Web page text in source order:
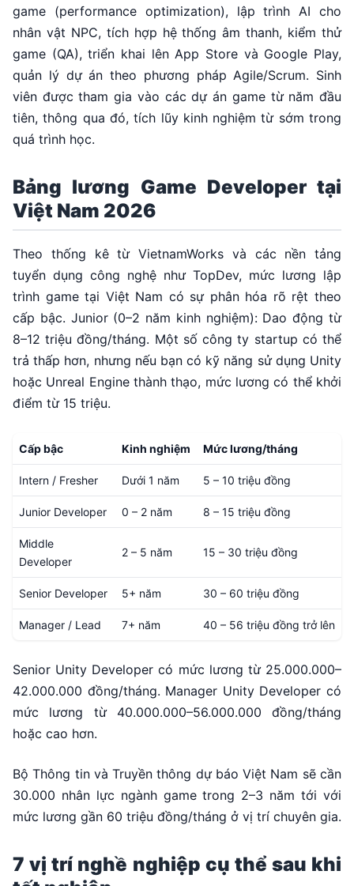
game (performance optimization), lập trình AI cho
nhân vật NPC, tích hợp hệ thống âm thanh, kiểm thử
game (QA), triển khai lên App Store và Google Play,
quản lý dự án theo phương pháp Agile/Scrum. Sinh
viên được tham gia vào các dự án game từ năm đầu
tiên, thông qua đó, tích lũy kinh nghiệm từ sớm trong
quá trình học.
Bảng lương Game Developer tại
Việt Nam 2026
Theo thống kê từ VietnamWorks và các nền tảng
tuyển dụng công nghệ như TopDev, mức lương lập
trình game tại Việt Nam có sự phân hóa rõ rệt theo
cấp bậc. Junior (0–2 năm kinh nghiệm): Dao động từ
8–12 triệu đồng/tháng. Một số công ty startup có thể
trả thấp hơn, nhưng nếu bạn có kỹ năng sử dụng Unity
hoặc Unreal Engine thành thạo, mức lương có thể khởi
điểm từ 15 triệu.
Cấp bậc Kinh nghiệm Mức lương/tháng
Intern / Fresher Dưới 1 năm 5 – 10 triệu đồng
Junior Developer 0 – 2 năm 8 – 15 triệu đồng
Middle
Developer
2 – 5 năm 15 – 30 triệu đồng
Senior Developer 5+ năm 30 – 60 triệu đồng
Manager / Lead 7+ năm 40 – 56 triệu đồng trở lên
Senior Unity Developer có mức lương từ 25.000.000–
42.000.000 đồng/tháng. Manager Unity Developer có
mức lương từ 40.000.000–56.000.000 đồng/tháng
hoặc cao hơn.
Bộ Thông tin và Truyền thông dự báo Việt Nam sẽ cần
30.000 nhân lực ngành game trong 2–3 năm tới với
mức lương gần 60 triệu đồng/tháng ở vị trí chuyên gia.
7 vị trí nghề nghiệp cụ thể sau khi